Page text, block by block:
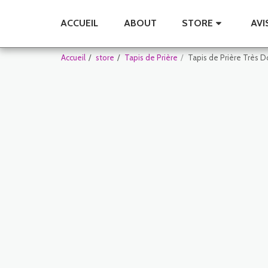
ACCUEIL ABOUT STORE
Accueil store Tapis de Prière Tapis de Prière Très